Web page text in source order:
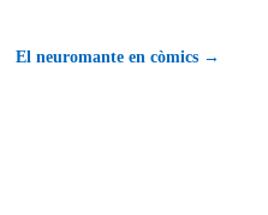
El neuromante en còmics →